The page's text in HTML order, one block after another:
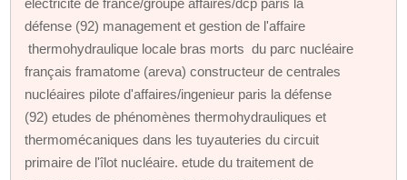
défense (92) management et gestion de l'affaire
thermohydraulique locale bras morts du parc nucléaire
français framatome (areva) constructeur de centrales
nucléaires pilote d'affaires/ingenieur paris la défense
(92) etudes de phénomènes thermohydrauliques et
thermomécaniques dans les tuyauteries du circuit
primaire de l'îlot nucléaire. etude du traitement de